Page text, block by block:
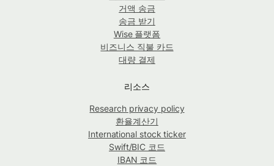
거액 송금
송금 받기
Wise 플랫폼
비즈니스 직불 카드
대량 결제
리소스
Research privacy policy
환율계산기
International stock ticker
Swift/BIC 코드
IBAN 코드